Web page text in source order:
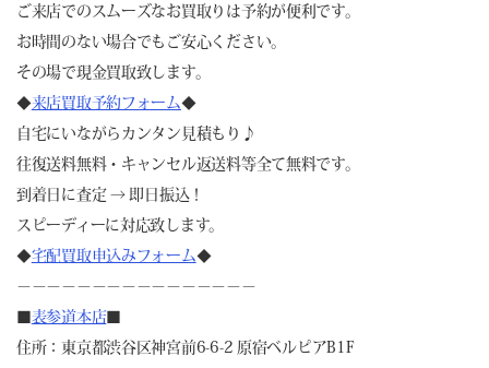
ご来店でのスムーズなお買取りは予約が便利です。
お時間のない場合でもご安心ください。
その場で現金買取致します。
◆来店買取予約フォーム◆
自宅にいながらカンタン見積もり♪
往復送料無料・キャンセル返送料等全て無料です。
到着日に査定 → 即日振込！
スピーディーに対応致します。
◆宅配買取申込みフォーム◆
－－－－－－－－－－－－－－－－
■表参道本店■
住所：東京都渋谷区神宮前6-6-2 原宿ベルピアB1F